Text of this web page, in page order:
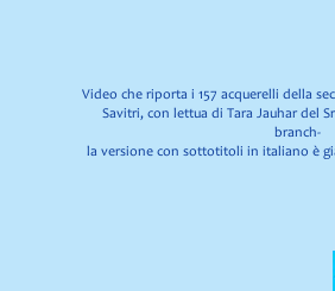
Video che riporta i 157 acquerelli della
Savitri, con lettua di Tara Jauhar del
branch-
la versione con sottotitoli in italiano è